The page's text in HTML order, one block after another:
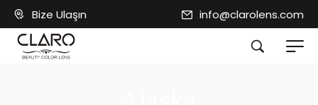
Bize Ulaşın info@clarolens.com